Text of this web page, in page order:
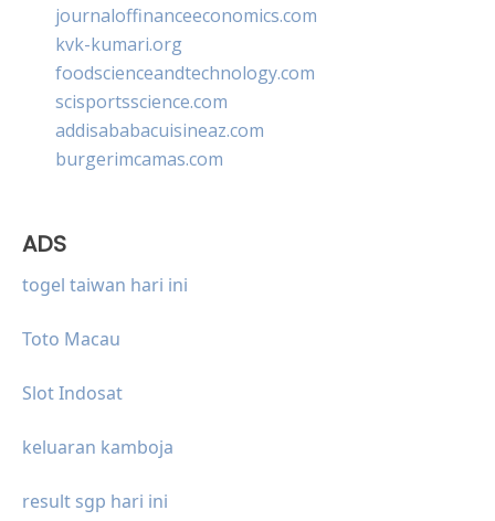
journaloffinanceeconomics.com
kvk-kumari.org
foodscienceandtechnology.com
scisportsscience.com
addisababacuisineaz.com
burgerimcamas.com
ADS
togel taiwan hari ini
Toto Macau
Slot Indosat
keluaran kamboja
result sgp hari ini